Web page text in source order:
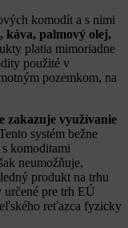
komodít a s nimi
káva, palmový olej,
platia mimoriadne
použité v
pozemkom, na
zakazuje využívanie
systém bežne
komoditami
neumožňuje,
produkt na trhu
pre trh EÚ
reťazca fyzicky